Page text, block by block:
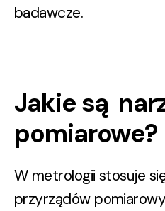
badawcze.
Jakie są
pomiarowe?
W metrologii stosuje
przyrządów